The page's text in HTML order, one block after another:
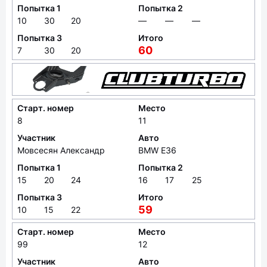
Попытка 1
10
30 20
Попытка 2
—
—
—
Попытка 3
7
30 20
Итого
60
Старт. номер
8
Место
11
Участник
Мовсесян Александр
Авто
BMW E36
Попытка 1
15
20 24
Попытка 2
16
17
25
Попытка 3
10
15 22
Итого
59
Старт. номер
99
Место
12
Участник
Авто